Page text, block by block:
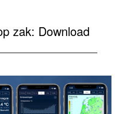
zak: Download